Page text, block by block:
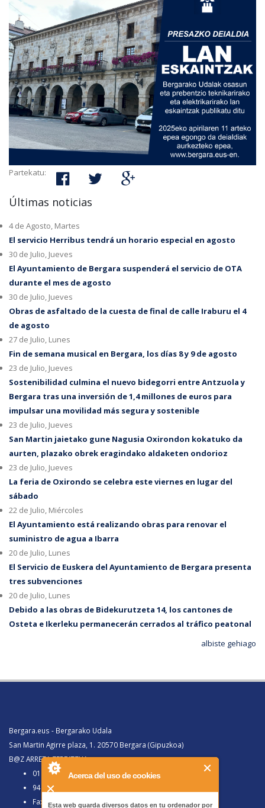
Acerca del uso de cookies
Esta web guarda diversos datos en tu ordenador por
Partekatu:
Últimas noticias
4 de Agosto, Martes
El servicio Herribus tendrá un horario especial en agosto
30 de Julio, Jueves
El Ayuntamiento de Bergara suspenderá el servicio de OTA
durante el mes de agosto
30 de Julio, Jueves
Obras de asfaltado de la cuesta de final de calle Iraburu el 4
de agosto
27 de Julio, Lunes
Fin de semana musical en Bergara, los días 8 y 9 de agosto
23 de Julio, Jueves
Sostenibilidad culmina el nuevo bidegorri entre Antzuola y
Bergara tras una inversión de 1,4 millones de euros para
impulsar una movilidad más segura y sostenible
23 de Julio, Jueves
San Martin jaietako gune Nagusia Oxirondon kokatuko da
aurten, plazako obrek eragindako aldaketen ondorioz
23 de Julio, Jueves
La feria de Oxirondo se celebra este viernes en lugar del
sábado
22 de Julio, Miércoles
El Ayuntamiento está realizando obras para renovar el
suministro de agua a Ibarra
20 de Julio, Lunes
El Servicio de Euskera del Ayuntamiento de Bergara presenta
tres subvenciones
20 de Julio, Lunes
Debido a las obras de Bidekurutzeta 14, los cantones de
Osteta e Ikerleku permanecerán cerrados al tráfico peatonal
albiste gehiago
Bergara.eus - Bergarako Udala
San Martin Agirre plaza, 1. 20570 Bergara (Gipuzkoa)
B@Z ARRETA ZERBITZUA:
010, Bergaratik deituz gero
943 77 91 00, Bergaraz kanpotik deituz gero
Faxa 943 77 91 63